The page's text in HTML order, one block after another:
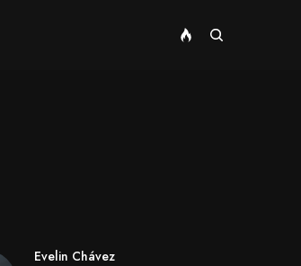
Evelin Chávez